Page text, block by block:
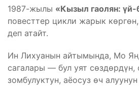
1987-жылы «Кызыл гаолян: үй-
повесттер цикли жарык
деп атайт.
Ин Лихуанын айтымында, Мо
сагалары — бул уят сөздөрдүн,
зомбулуктун, аёосуз өч